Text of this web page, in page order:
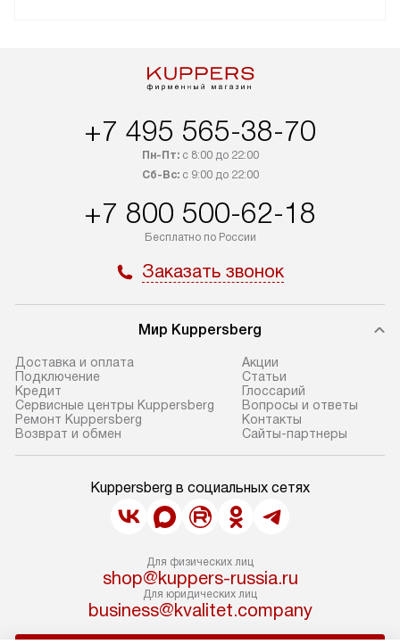
+7 495 565-38-70
Пн-Пт:с 8:00 до 22:00
Сб-Вс:с 9:00 до 22:00
+7 800 500-62-18
Бесплатно по России
Заказать звонок
Мир Kuppersberg
Доставка и оплата
Подключение
Кредит
Сервисные центры Kuppersberg
Ремонт Kuppersberg
Возврат и обмен
Акции
Cтатьи
Глоссарий
Вопросы и ответы
Контакты
Сайты-партнеры
Kuppersberg в социальных сетях
Для физических лиц
shop@kuppers-russia.ru
Для юридических лиц
business@kvalitet.company